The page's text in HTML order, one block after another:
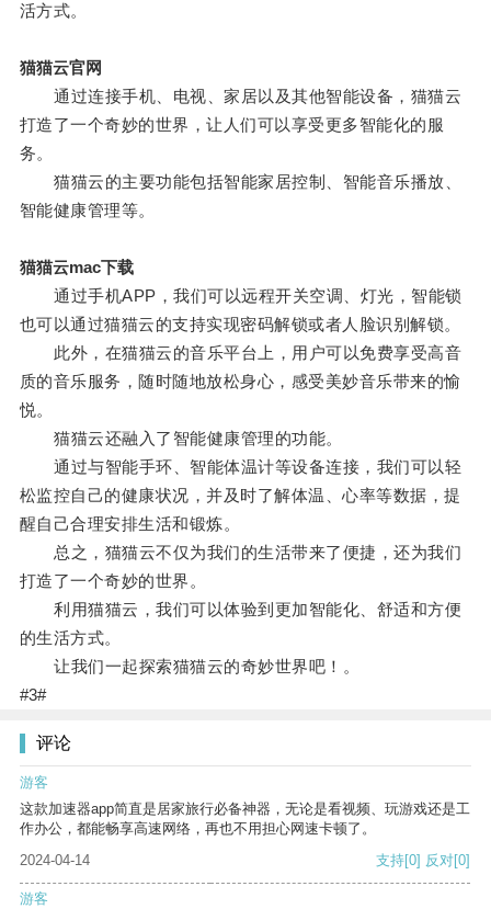
活方式。
猫猫云官网
通过连接手机、电视、家居以及其他智能设备，猫猫云
打造了一个奇妙的世界，让人们可以享受更多智能化的服
务。
猫猫云的主要功能包括智能家居控制、智能音乐播放、
智能健康管理等。
猫猫云mac下载
通过手机APP，我们可以远程开关空调、灯光，智能锁
也可以通过猫猫云的支持实现密码解锁或者人脸识别解锁。
此外，在猫猫云的音乐平台上，用户可以免费享受高音
质的音乐服务，随时随地放松身心，感受美妙音乐带来的愉
悦。
猫猫云还融入了智能健康管理的功能。
通过与智能手环、智能体温计等设备连接，我们可以轻
松监控自己的健康状况，并及时了解体温、心率等数据，提
醒自己合理安排生活和锻炼。
总之，猫猫云不仅为我们的生活带来了便捷，还为我们
打造了一个奇妙的世界。
利用猫猫云，我们可以体验到更加智能化、舒适和方便
的生活方式。
让我们一起探索猫猫云的奇妙世界吧！。
#3#
评论
游客
这款加速器app简直是居家旅行必备神器，无论是看视频、玩游戏还是工
作办公，都能畅享高速网络，再也不用担心网速卡顿了。
2024-04-14
支持[0] 反对[0]
游客